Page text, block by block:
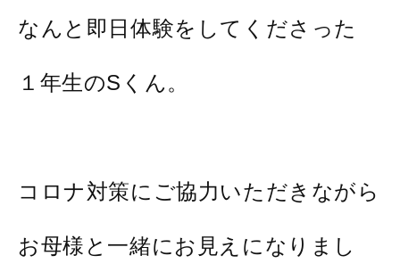
なんと即日体験をしてくださった
１年生のSくん。
コロナ対策にご協力いただきながら
お母様と一緒にお見えになりまし